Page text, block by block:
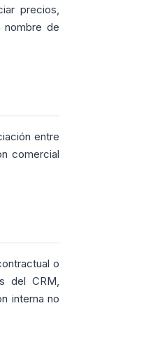
precios,
nombre de
entre
comercial
o
del CRM,
interna no